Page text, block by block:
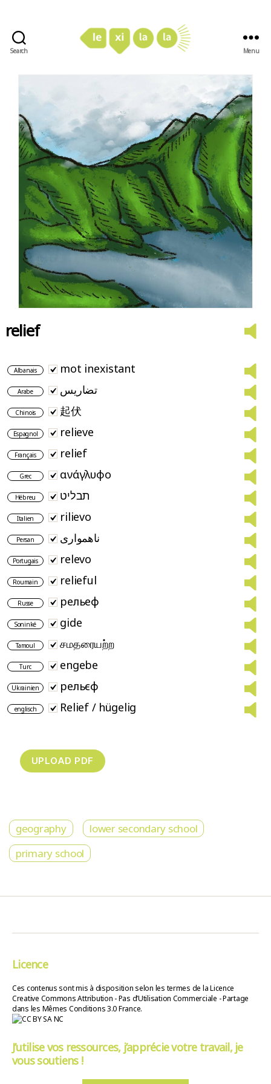
Search Menu
relief
Albanais mot inexistant
Arabe تضاريس
Chinois 起伏
Espagnol relieve
Français relief
Grec ανάγλυφο
Hébreu תבליט
Italien rilievo
Persan ناهمواری
Portugais relevo
Roumain relieful
Russe рельеф
Soninké gide
Tamoul சமதரையற்ற
Turc engebe
Ukrainien рельєф
englisch Relief / hügelig
geography
lower secondary school
primary school
Licence
Ces contenus sont mis à disposition selon les termes de la Licence
Creative Commons Attribution - Pas d’Utilisation Commerciale - Partage
dans les Mêmes Conditions 3.0 France.
J’utilise vos ressources, j’apprécie votre travail, je
vous soutiens !